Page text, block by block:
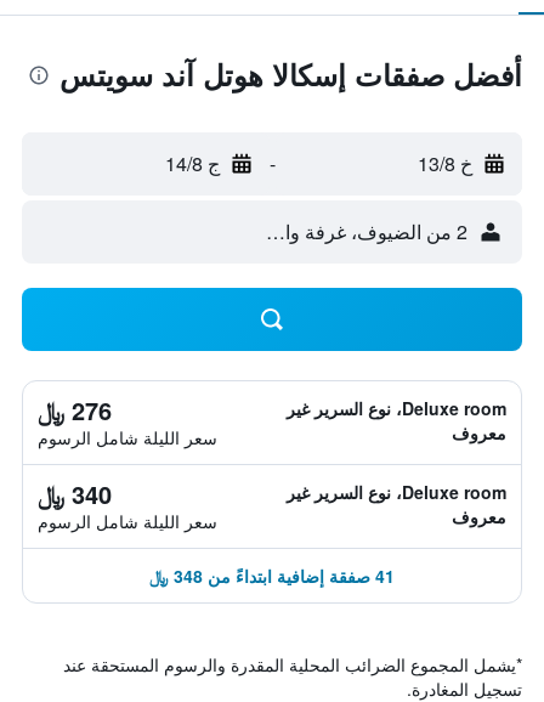
أفضل صفقات إسكالا هوتل آند سويتس
خ 13/8 - ج 14/8
2 من الضيوف، غرفة واحدة
Deluxe room، نوع السرير غير
معروف
276 ﷼
سعر الليلة شامل الرسوم
Deluxe room، نوع السرير غير
معروف
340 ﷼
سعر الليلة شامل الرسوم
41 صفقة إضافية ابتداءً من 348 ﷼
*يشمل المجموع الضرائب المحلية المقدرة والرسوم المستحقة عند
تسجيل المغادرة.